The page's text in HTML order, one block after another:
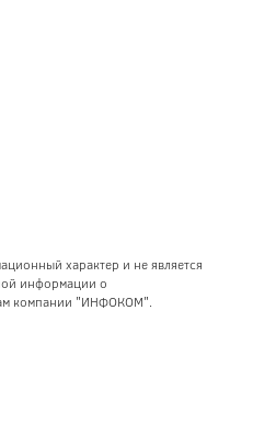
характер и не является
информации о
компании "ИНФОКОМ".